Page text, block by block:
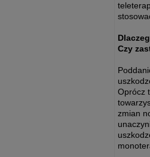
Czy
Oprócz
zmian